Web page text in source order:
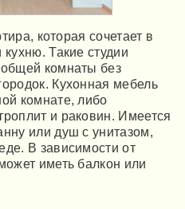
которая сочетает в
Такие студии
комнаты без
Кухонная мебель
комнате, либо
и раковин. Имеется
или душ с унитазом,
В зависимости от
иметь балкон или